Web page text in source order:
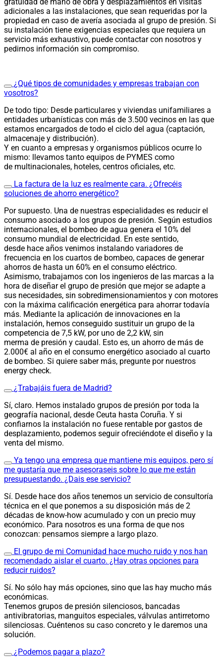
gratuidad de mano de obra y desplazamientos en visitas
adicionales a las instalaciones, que sean requeridas por la
propiedad en caso de avería asociada al grupo de presión. Si
su instalación tiene exigencias especiales que requiera un
servicio más exhaustivo, puede contactar con nosotros y
pedirnos información sin compromiso.
¿Qué tipos de comunidades y empresas trabajan con
vosotros?
De todo tipo: Desde particulares y viviendas unifamiliares a
entidades urbanísticas con más de 3.500 vecinos en las que
estamos encargados de todo el ciclo del agua (captación,
almacenaje y distribución).
Y en cuanto a empresas y organismos públicos ocurre lo
mismo: llevamos tanto equipos de PYMES como
de multinacionales, hoteles, centros oficiales, etc.
La factura de la luz es realmente cara. ¿Ofrecéis
soluciones de ahorro energético?
Por supuesto. Una de nuestras especialidades es reducir el
consumo asociado a los grupos de presión. Según estudios
internacionales, el bombeo de agua genera el 10% del
consumo mundial de electricidad. En este sentido,
desde hace años venimos instalando variadores de
frecuencia en los cuartos de bombeo, capaces de generar
ahorros de hasta un 60% en el consumo eléctrico.
Asimismo, trabajamos con los ingenieros de las marcas a la
hora de diseñar el grupo de presión que mejor se adapte a
sus necesidades, sin sobredimensionamientos y con motores
con la máxima calificación energética para ahorrar todavía
más. Mediante la aplicación de innovaciones en la
instalación, hemos conseguido sustituir un grupo de la
competencia de 7,5 kW, por uno de 2,2 kW, sin
merma de presión y caudal. Esto es, un ahorro de más de
2.000€ al año en el consumo energético asociado al cuarto
de bombeo. Si quiere saber más, pregunte por nuestros
energy check.
¿Trabajáis fuera de Madrid?
Sí, claro. Hemos instalado grupos de presión por toda la
geografía nacional, desde Ceuta hasta Coruña. Y si
confiarnos la instalación no fuese rentable por gastos de
desplazamiento, podemos seguir ofreciéndote el diseño y la
venta del mismo.
Ya tengo una empresa que mantiene mis equipos, pero sí
me gustaría que me asesoraseis sobre lo que me están
presupuestando. ¿Dais ese servicio?
Sí. Desde hace dos años tenemos un servicio de consultoría
técnica en el que ponemos a su disposición más de 2
décadas de know-how acumulado y con un precio muy
económico. Para nosotros es una forma de que nos
conozcan: pensamos siempre a largo plazo.
El grupo de mi Comunidad hace mucho ruido y nos han
recomendado aislar el cuarto. ¿Hay otras opciones para
reducir ruidos?
Sí. No sólo hay más opciones, sino que las hay mucho más
económicas.
Tenemos grupos de presión silenciosos, bancadas
antivibratorias, manguitos especiales, válvulas antirretorno
silenciosas. Cuéntenos su caso concreto y le daremos una
solución.
¿Podemos pagar a plazo?